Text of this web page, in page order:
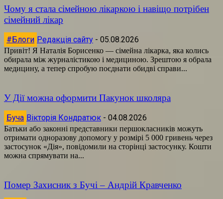
Чому я стала сімейною лікаркою і навіщо потрібен
сімейний лікар
#Блоги Редакція сайту - 05.08.2026
Привіт! Я Наталія Борисенко — сімейна лікарка, яка колись
обирала між журналістикою і медициною. Зрештою я обрала
медицину, а тепер спробую поєднати обидві справи...
У Дії можна оформити Пакунок школяра
Буча Вікторія Кондратюк - 04.08.2026
Батьки або законні представники першокласників можуть
отримати одноразову допомогу у розмірі 5 000 гривень через
застосунок «Дія», повідомили на сторінці застосунку. Кошти
можна спрямувати на...
Помер Захисник з Бучі – Андрій Кравченко